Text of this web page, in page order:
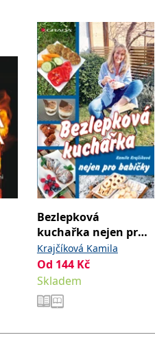
Bezlepková
kuchařka nejen pro
babičky
Krajčíková Kamila
Od 144 Kč
Skladem